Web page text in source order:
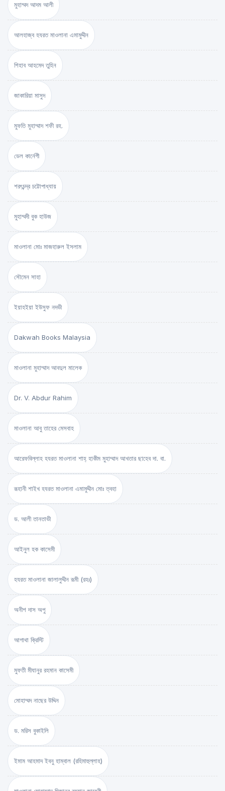
মুহাম্মদ আদম আলী
আলহাজ্ব হযরত মাওলানা এমামুদ্দীন
শিহাব আহমেদ তুহিন
জাকারিয়া মাসুদ
মুফতি মুহাম্মাদ শফী রহ.
ডেল কার্নেগী
শরৎচন্দ্র চট্টোপাধ্যায়
মুহাম্মদী বুক হাউজ
মাওলানা মোঃ মাজহারুল ইসলাম
সৌমেন সাহা
ইয়াহইয়া ইউসুফ নদভী
Dakwah Books Malaysia
মাওলানা মুহাম্মাদ আবদুল মালেক
Dr. V. Abdur Rahim
মাওলানা আবু তাহের মেসবাহ
আরেফবিল্লাহ হযরত মাওলানা শাহ্ হাকীম মুহাম্মাদ আখতার ছাহেব দা. বা.
রূহানী শাইখ হযরত মাওলানা এমামুদ্দীন মোঃ ত্বহা
ড. আলী তানতাভী
আইনুল হক কাসেমী
হযরত মাওলানা জালালুদ্দীন রূমী (রহঃ)
অনীশ দাস অপু
আগাথা ক্রিস্টি
মুফতী মীযানুর রহমান কাসেমী
মোহাম্মদ নাছের উদ্দিন
ড. মরিস বুকাইলি
ইমাম আহমাদ ইবনু হাম্বাল (রহিমাহুল্লাহ)